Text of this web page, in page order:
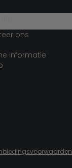
ons
informatie